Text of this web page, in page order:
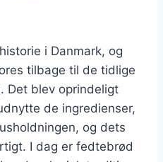
i Danmark, og
tilbage til de tidlige
Det blev oprindeligt
de ingredienser,
og dets
I dag er fedtebrød